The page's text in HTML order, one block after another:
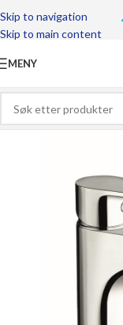
Skip to navigation
Skip to main content
MENY